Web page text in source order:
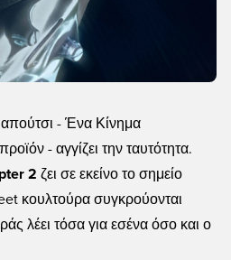
- Ένα Κίνημα
- αγγίζει την ταυτότητα.
2 ζει σε εκείνο το σημείο
κουλτούρα συγκρούονται
λέει τόσα για εσένα όσο και ο